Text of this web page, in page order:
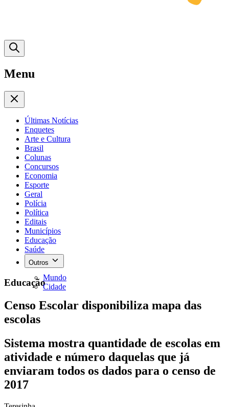
Menu
Últimas Notícias
Enquetes
Arte e Cultura
Brasil
Colunas
Concursos
Economia
Esporte
Geral
Polícia
Política
Editais
Municípios
Educação
Saúde
Outros
Mundo
Cidade
Educação
Censo Escolar disponibiliza mapa das
escolas
Sistema mostra quantidade de escolas em
atividade e número daquelas que já
enviaram todos os dados para o censo de
2017